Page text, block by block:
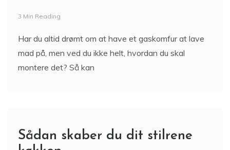
3 Min Reading
Har du altid drømt om at have et gaskomfur at lave
mad på, men ved du ikke helt, hvordan du skal
montere det? Så kan
Sådan skaber du dit stilrene